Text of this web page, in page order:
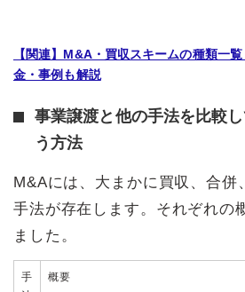
【関連】M&A・買収スキームの種類一
金・事例も解説
事業譲渡と他の手法を比較
う方法
M&Aには、大まかに買収、合併
手法が存在します。それぞれの
ました。
手
概要